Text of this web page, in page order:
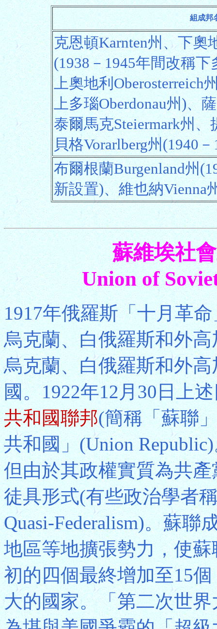
組成邦
克恩頓Karnten州、下奧
(1938－1945年間改稱下
上奧地利Oberosterreich
上多瑙Oberdonau州)、
泰爾馬克Steiermark州
貝格Vorarlberg州(1940
布爾根蘭Burgenland州
新設置)、維也納Vienna
蘇維埃社
Union of
1917年俄羅斯「十月革
烏克蘭、白俄羅斯和外
烏克蘭、白俄羅斯和外
國。1922年12月30日上
共和國聯邦(簡稱「蘇聯
共和國」(Union
但由於其政權實質為共
徒具形式(有些政治學者
Quasi-Federalism)。蘇
地區等地擴張勢力，使
初的四個最終增加至15
大的國家。「第二次世